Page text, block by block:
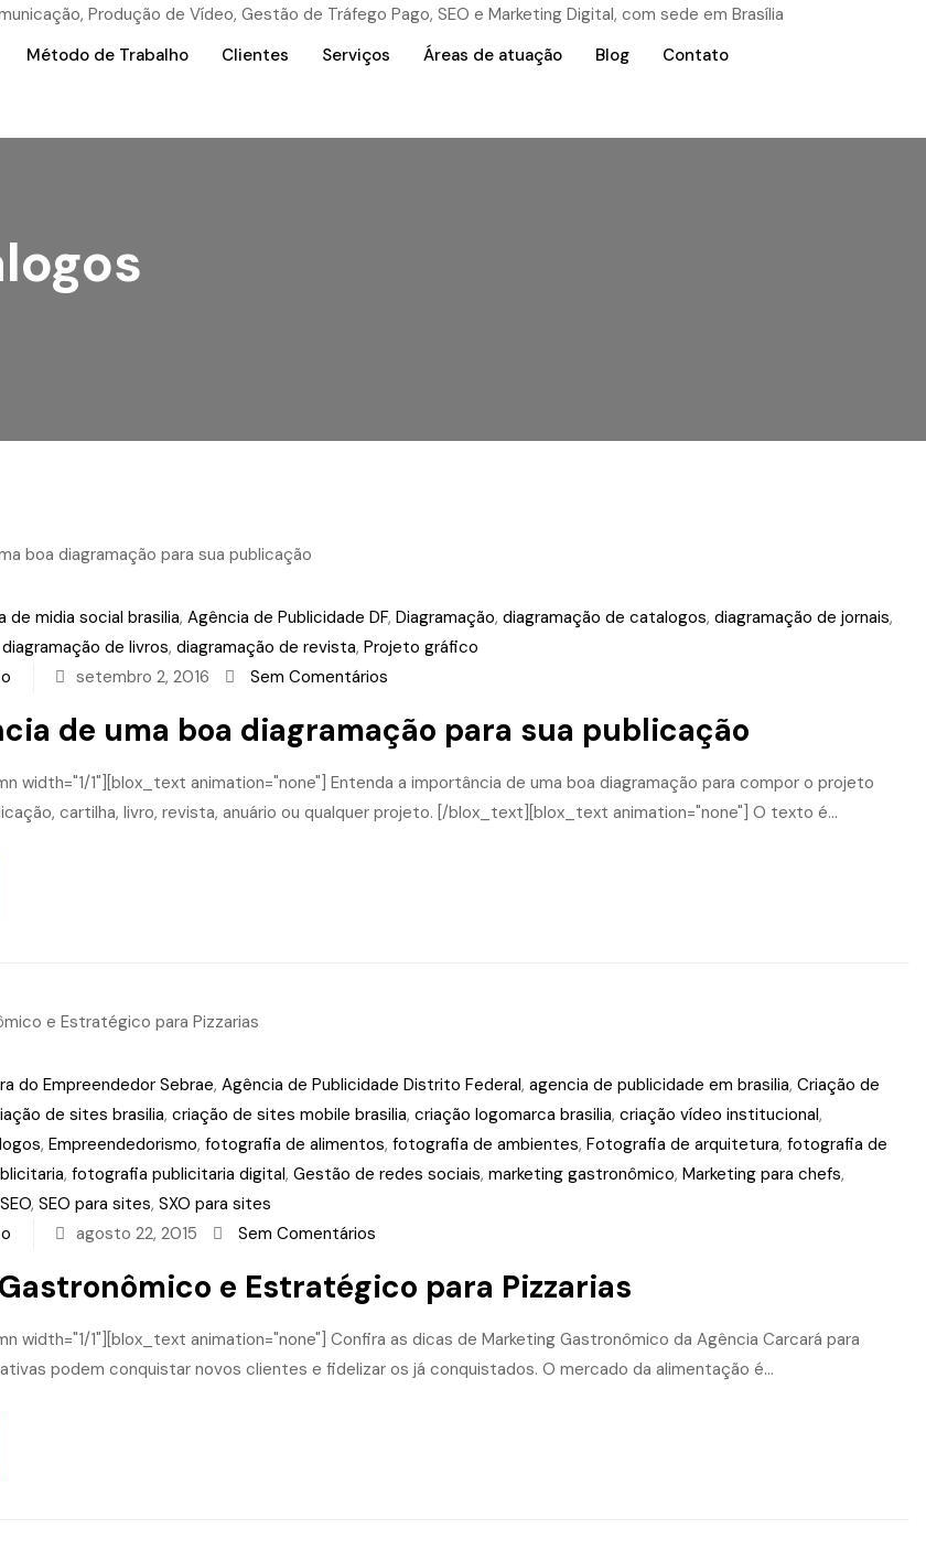
Método de Trabalho Clientes Serviços Áreas de atuação Blog Contato
de midia social brasilia, Agência de Publicidade DF, Diagramação, diagramação de catalogos, diagramação de jornais,
diagramação de livros, diagramação de revista, Projeto gráfico
setembro 2, 2016 Sem Comentários
de uma boa diagramação para sua publicação
width="1/1"][blox_text animation="none"] Entenda a importância de uma boa diagramação para compor o projeto
cartilha, livro, revista, anuário ou qualquer projeto. [/blox_text][blox_text animation="none"] O texto é...
do Empreendedor Sebrae, Agência de Publicidade Distrito Federal, agencia de publicidade em brasilia, Criação de
de sites brasilia, criação de sites mobile brasilia, criação logomarca brasilia, criação vídeo institucional,
, Empreendedorismo, fotografia de alimentos, fotografia de ambientes, Fotografia de arquitetura, fotografia de
, fotografia publicitaria digital, Gestão de redes sociais, marketing gastronômico, Marketing para chefs,
SEO, SEO para sites, SXO para sites
agosto 22, 2015 Sem Comentários
e Estratégico para Pizzarias
width="1/1"][blox_text animation="none"] Confira as dicas de Marketing Gastronômico da Agência Carcará para
podem conquistar novos clientes e fidelizar os já conquistados. O mercado da alimentação é...